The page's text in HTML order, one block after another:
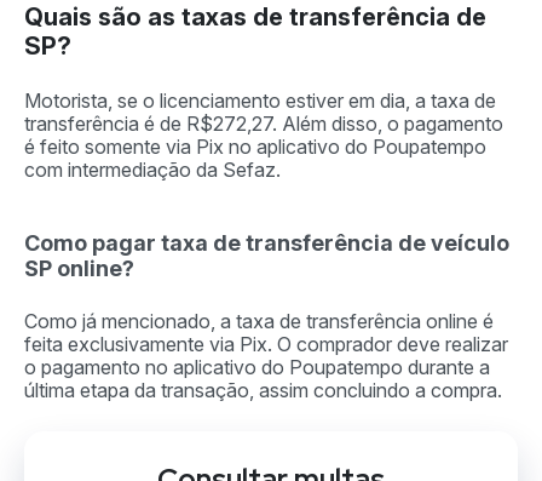
Quais são as taxas de transferência de
SP?
Motorista, se o licenciamento estiver em dia, a taxa de
transferência é de R$272,27. Além disso, o pagamento
é feito somente via Pix no aplicativo do Poupatempo
com intermediação da Sefaz.
Como pagar taxa de transferência de veículo
SP online?
Como já mencionado, a taxa de transferência online é
feita exclusivamente via Pix. O comprador deve realizar
o pagamento no aplicativo do Poupatempo durante a
última etapa da transação, assim concluindo a compra.